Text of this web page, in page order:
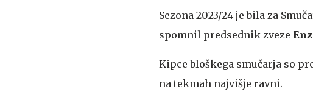
Sezona 2023/24 je bila za
spomnil predsednik zveze
Kipce bloškega smučarja so
na tekmah najvišje ravni.